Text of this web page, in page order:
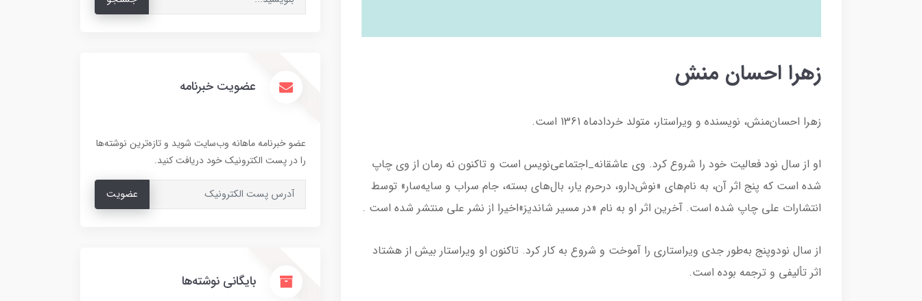
زهرا احسان منش
زهرا احسان‌منش، نویسنده و ویراستار، متولد خردادماه 1361 است.
او از سال نود فعالیت خود را شروع کرد. وی عاشقانه_اجتماعی‌نویس است و تاکنون نه رمان از وی چاپ
شده است که پنج اثر آن، به نام‌های «نوش‌دارو، درحرم یار، بال‌های بسته، جام سراب و سایه‌سار» توسط
انتشارات علی چاپ شده است. آخرین اثر او به نام «در مسیر شاندیز»اخیرا از نشر علی منتشر شده است .
از سال نودوپنج به‌طور جدی ویراستاری را آموخت و شروع به کار کرد. تاکنون او ویراستار بیش از هشتاد
اثر تألیفی و ترجمه بوده است.
عضویت خبرنامه
عضو خبرنامه ماهانه وب‌سایت شوید و تازه‌ترین نوشته‌ها
را در پست الکترونیک خود دریافت کنید.
عضویت
بایگانی نوشته‌ها